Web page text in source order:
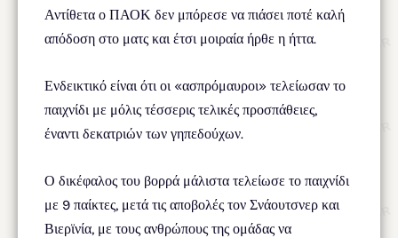
Αντίθετα ο ΠΑΟΚ δεν μπόρεσε να πιάσει ποτέ καλή
απόδοση στο ματς και έτσι μοιραία ήρθε η ήττα.
Ενδεικτικό είναι ότι οι «ασπρόμαυροι» τελείωσαν το
παιχνίδι με μόλις τέσσερις τελικές προσπάθειες,
έναντι δεκατριών των γηπεδούχων.
Ο δικέφαλος του βορρά μάλιστα τελείωσε το παιχνίδι
με 9 παίκτες, μετά τις αποβολές τον Σνάουτσνερ και
Βιερϊνία, με τους ανθρώπους της ομάδας να